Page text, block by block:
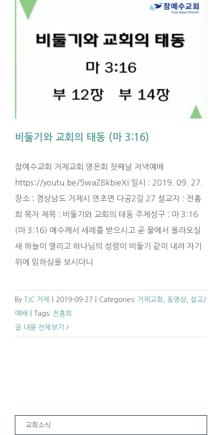
비둘기와 교회의 태동 (마 3:16)
참예수교회 거제교회 영은회 첫째날 저녁예배
https://youtu.be/5waZ8kbieXI 일시 : 2019. 09. 27.
장소 : 경상남도 거제시 연초면 다공2길 27 설교자 : 전홍
희 목자 제목 : 비둘기와 교회의 태동 주제성구 : 마 3:16
(마 3:16) 예수께서 세례를 받으시고 곧 물에서 올라오실
새 하늘이 열리고 하나님의 성령이 비둘기 같이 내려 자기
위에 임하심을 보시더니
By TJC 거제 2019-09-27 Categories: 거제교회 동영상
설교/
예배
Tags: 전홍희
글 내용 전체보기
교회소식